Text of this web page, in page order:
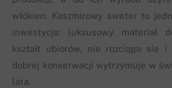
włókien. Kaszmirowy sweter to
inwestycja: luksusowy materiał
kształt ubiorów, nie rozciąga się
dobrej konserwacji wytrzymuje w
lata.